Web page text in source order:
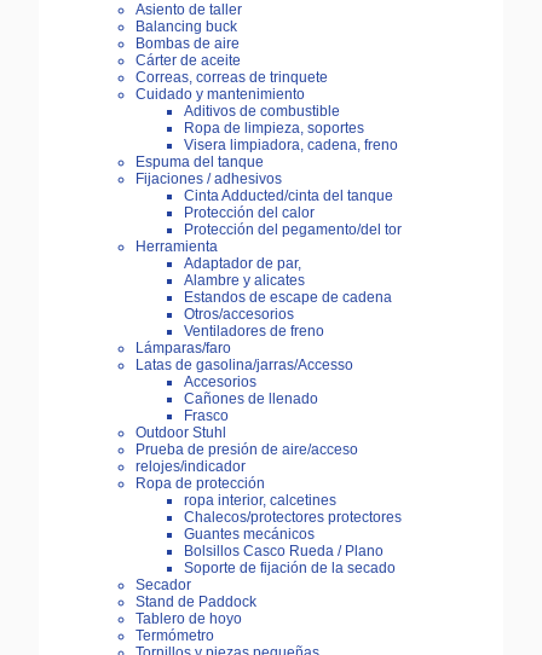
Asiento de taller
Balancing buck
Bombas de aire
Cárter de aceite
Correas, correas de trinquete
Cuidado y mantenimiento
Aditivos de combustible
Ropa de limpieza, soportes
Visera limpiadora, cadena, freno
Espuma del tanque
Fijaciones / adhesivos
Cinta Adducted/cinta del tanque
Protección del calor
Protección del pegamento/del tor
Herramienta
Adaptador de par,
Alambre y alicates
Estandos de escape de cadena
Otros/accesorios
Ventiladores de freno
Lámparas/faro
Latas de gasolina/jarras/Accesso
Accesorios
Cañones de llenado
Frasco
Outdoor Stuhl
Prueba de presión de aire/acceso
relojes/indicador
Ropa de protección
ropa interior, calcetines
Chalecos/protectores protectores
Guantes mecánicos
Bolsillos Casco Rueda / Plano
Soporte de fijación de la secado
Secador
Stand de Paddock
Tablero de hoyo
Termómetro